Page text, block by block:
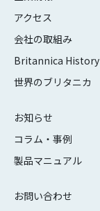
アクセス
会社の取組み
Britannica History
世界のブリタニカ
お知らせ
コラム・事例
製品マニュアル
お問い合わせ